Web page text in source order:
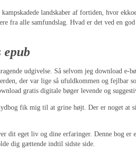
landskaber af fortiden, hvor
fra alle samfundslag. Hvad er det ved en
epub
udgivelse. Så selvom jeg download
der var lige så ufuldkommen og
gratis digitale bøger levende og
fik mig til at grine højt. Der er noget at
dit eget liv og dine erfaringer. Denne bog
dig gættende indtil sidste side.